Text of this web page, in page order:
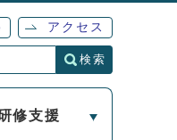
アクセス
検索
修支援